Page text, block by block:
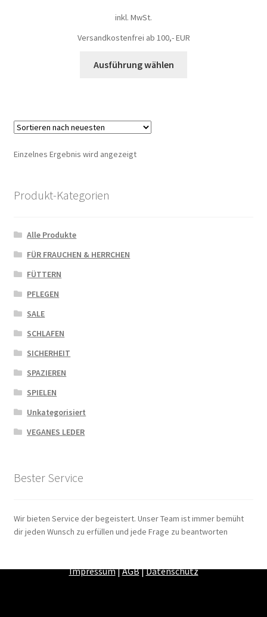
inkl. MwSt.
Versandkostenfrei ab 100,- EUR
Ausführung wählen
Einzelnes Ergebnis wird angezeigt
Produkt-Kategorien
Alle Produkte
FÜR FRAUCHEN & HERRCHEN
FÜTTERN
PFLEGEN
SALE
SCHLAFEN
SICHERHEIT
SPAZIEREN
SPIELEN
Unkategorisiert
VEGANES LEDER
Bester Service
Wir bieten Service der begeistert. Unser Team ist immer bemüht
dir jeden Wunsch zu erfüllen und jede Frage zu beantworten
Impressum|AGB|Datenschutz